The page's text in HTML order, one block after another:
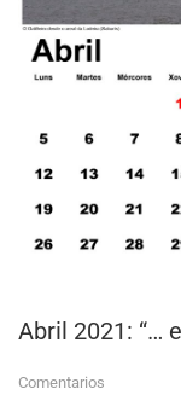
Abril 2021: “…
Comentarios